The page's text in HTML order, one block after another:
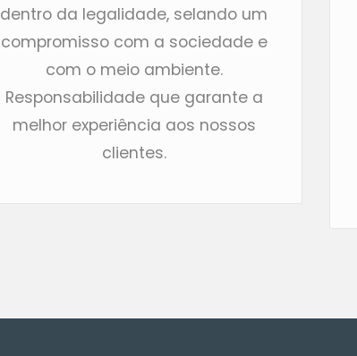
dentro da legalidade, selando um
compromisso com a sociedade e
com o meio ambiente.
Responsabilidade que garante a
melhor experiência aos nossos
clientes.